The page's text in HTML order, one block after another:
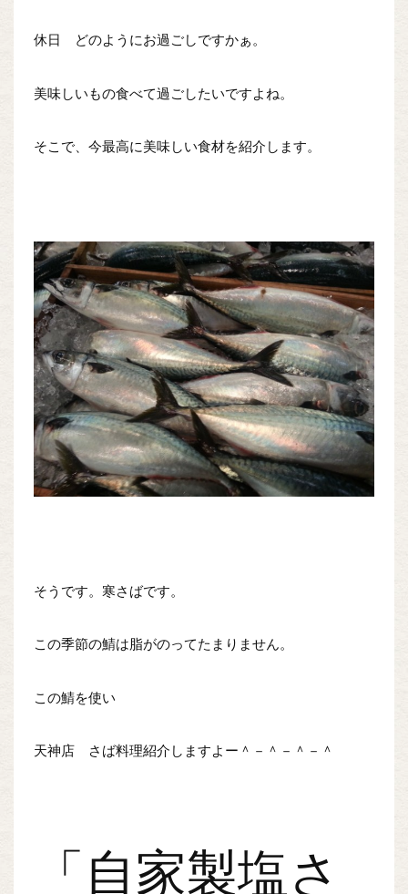
休日 どのようにお過ごしですかぁ。
美味しいもの食べて過ごしたいですよね。
そこで、今最高に美味しい食材を紹介します。
そうです。寒さばです。
この季節の鯖は脂がのってたまりません。
この鯖を使い
天神店 さば料理紹介しますよー＾－＾－＾－＾
「自家製塩さ